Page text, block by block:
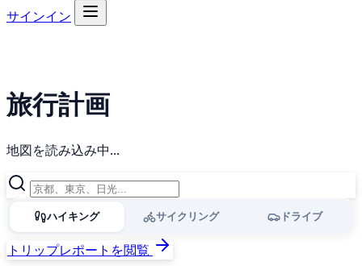
サインイン
旅行計画
地図を読み込み中...
ハイキング サイクリング ドライブ
トリップレポートを閲覧